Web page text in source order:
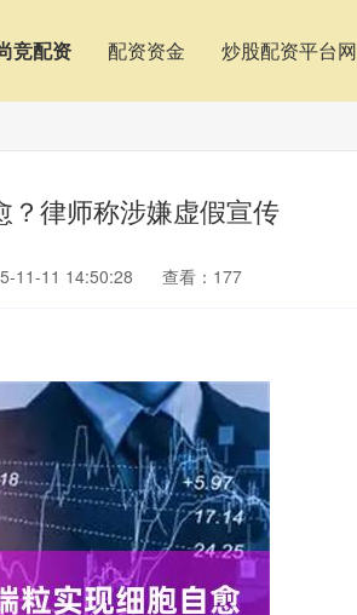
竞配资 配资资金 炒股配资平台网
？律师称涉嫌虚假宣传
11-11 14:50:28 查看：177